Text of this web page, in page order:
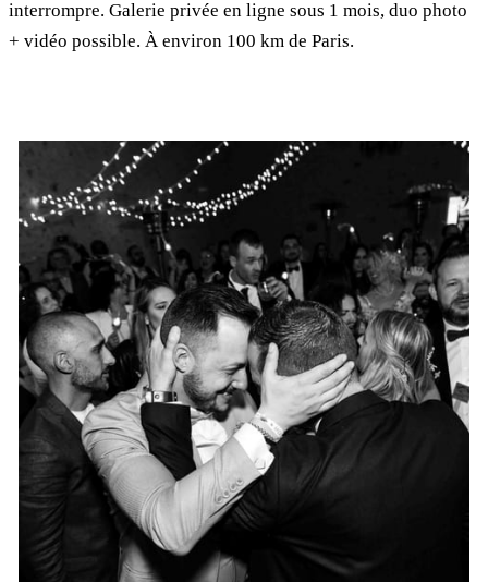
interrompre. Galerie privée en ligne sous 1 mois, duo photo
+ vidéo possible. À environ 100 km de Paris.